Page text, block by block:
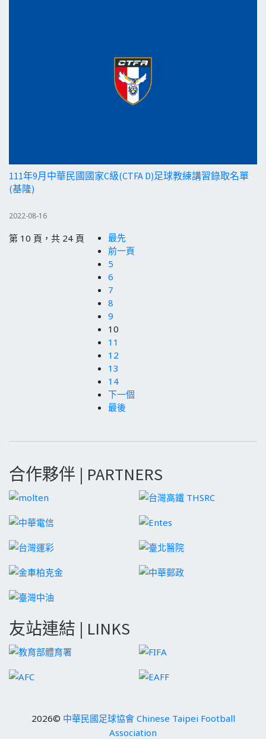
111年9月中華民國國家C級(CTFA D)足球教練講習錄取名單
(基隆)
2022-08-16
第 10 頁，共 24 頁
最先
前一頁
5
6
7
8
9
10
11
12
13
14
下一個
最後
合作夥伴 | PARTNERS
友站連結 | LINKS
2026© 中華民國足球協會 Chinese Taipei Football
Association